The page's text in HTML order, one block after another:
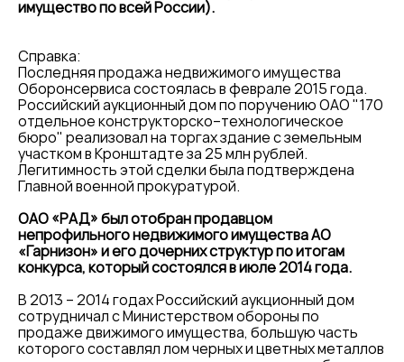
имущество по всей России).
Справка:
Последняя продажа недвижимого имущества
Оборонсервиса состоялась в феврале 2015 года.
Российский аукционный дом по поручению ОАО "170
отдельное конструкторско–технологическое
бюро" реализовал на торгах здание с земельным
участком в Кронштадте за 25 млн рублей.
Легитимность этой сделки была подтверждена
Главной военной прокуратурой.
ОАО «РАД» был отобран продавцом
непрофильного недвижимого имущества АО
«Гарнизон» и его дочерних структур по итогам
конкурса, который состоялся в июле 2014 года.
В 2013 – 2014 годах Российский аукционный дом
сотрудничал с Министерством обороны по
продаже движимого имущества, большую часть
которого составлял лом черных и цветных металлов